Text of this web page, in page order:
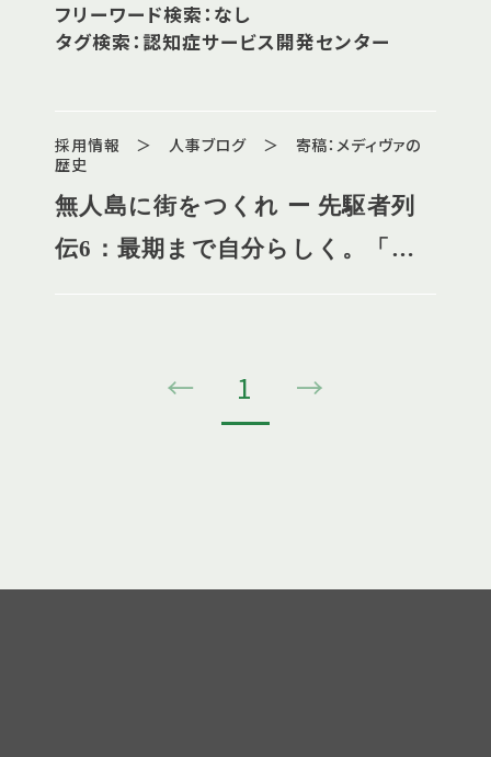
フリーワード検索：なし
タグ検索：認知症サービス開発センター
採用情報 ＞ 人事ブログ ＞ 寄稿：メディヴァの
歴史
無人島に街をつくれ ー 先駆者列
伝6：最期まで自分らしく。「に
← 1 →